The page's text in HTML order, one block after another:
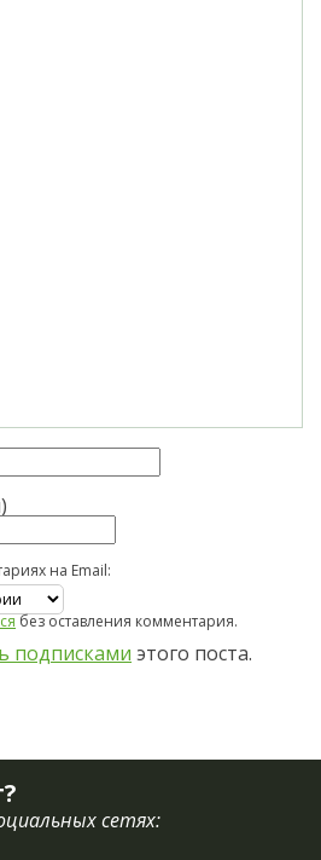
на Email:
без оставления комментария.
подписками этого поста.
сетях: